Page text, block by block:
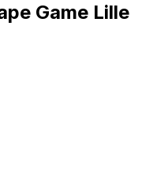
Game Lille